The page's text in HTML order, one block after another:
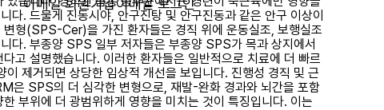
다. 드물게 진동시야, 안구진탕 및 안구진동과 같은 안구 이상이
변형(SPS-Cer)을 가진 환자들은 경직 위에 운동실조, 보행실조
다. 부종양 SPS 일부 저자들은 부종양 SPS가 목과 상지에서
고 설명했습니다. 이러한 환자들은 일반적으로 치료에 더 빠르
이 제거되면 상당한 임상적 개선을 보입니다. 진행성 경직 및 근
은 SPS의 더 심각한 변형으로, 재발-완화 경과와 뇌간을 포함
부위에 더 광범위하게 영향을 미치는 것이 특징입니다. 이는
이메일 회원가입이메일 로그인